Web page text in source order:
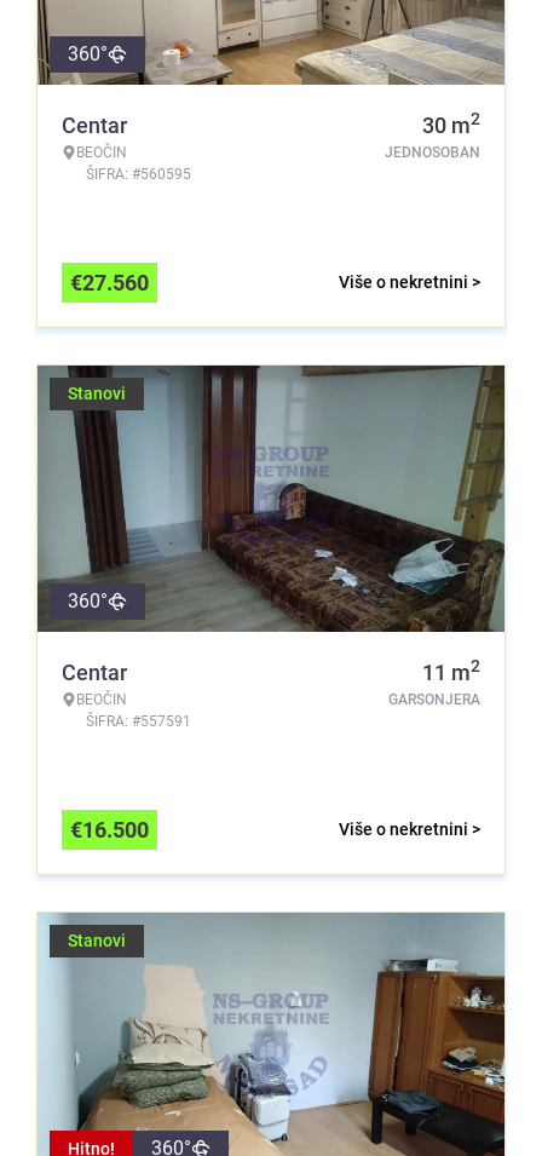
360°
Centar
BEOČIN
ŠIFRA: #560595
30 m2
JEDNOSOBAN
Više o nekretnini >
€27.560
Stanovi
360°
Centar
BEOČIN
ŠIFRA: #557591
11 m2
GARSONJERA
Više o nekretnini >
€16.500
Stanovi
Hitno! 360°